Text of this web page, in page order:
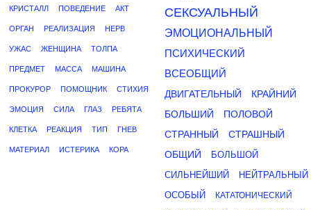
КРИСТАЛЛ ПОВЕДЕНИЕ АКТ
ОРГАН РЕАЛИЗАЦИЯ НЕРВ
УЖАС ЖЕНЩИНА ТОЛПА
ПРЕДМЕТ МАССА МАШИНА
ПРОКУРОР ПОМОЩНИК СТИХИЯ
ЭМОЦИЯ СИЛА ГЛАЗ РЕБЯТА
КЛЕТКА РЕАКЦИЯ ТИП ГНЕВ
МАТЕРИАЛ ИСТЕРИКА КОРА
СЕКСУАЛЬНЫЙ
ЭМОЦИОНАЛЬНЫЙ
ПСИХИЧЕСКИЙ
ВСЕОБЩИЙ
ДВИГАТЕЛЬНЫЙ
КРАЙНИЙ
БОЛЬШИЙ
ПОЛОВОЙ
СТРАННЫЙ
СТРАШНЫЙ
ОБЩИЙ
БОЛЬШОЙ
СИЛЬНЕЙШИЙ
НЕЙТРАЛЬНЫЙ
ОСОБЫЙ
КАТАТОНИЧЕСКИЙ